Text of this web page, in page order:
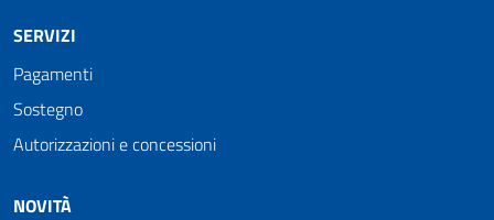
SERVIZI
Pagamenti
Sostegno
Autorizzazioni e concessioni
NOVITÀ